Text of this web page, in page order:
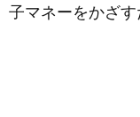
子マネーをかざす